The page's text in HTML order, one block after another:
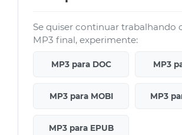
Se quiser continuar trabalhando
MP3 final, experimente:
MP3 para DOC MP3
MP3 para MOBI MP3
MP3 para EPUB